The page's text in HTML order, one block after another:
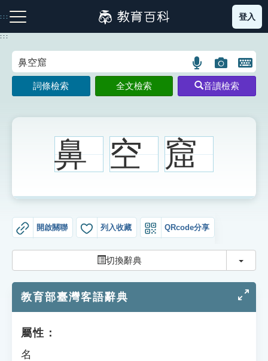
到
主
:::
注音索引圖示 筆畫索引圖示 部首索引表圖示
生字詞彙表
知識索引
登入
:::
語
言
搜
示
圖
片
搜
開
鍵
圖
詞條檢索 全文檢索 音讀檢索
鼻 空 窟
開啟關聯 列入收藏 QRcode分享
切換辭典 切換
教育部臺灣客語辭典
屬性：
名